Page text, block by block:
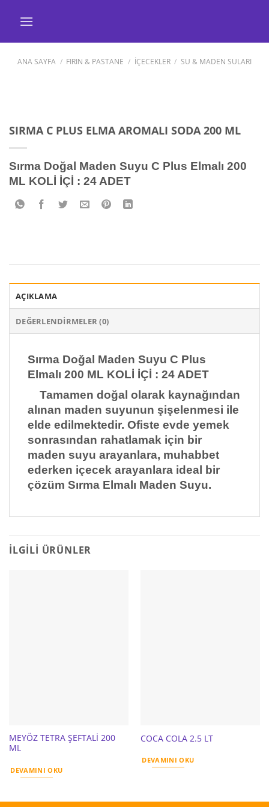
ANA SAYFA / FIRIN & PASTANE / İÇECEKLER / SU & MADEN SULARI
SIRMA C PLUS ELMA AROMALI SODA 200 ML
Sırma Doğal Maden Suyu C Plus Elmalı 200
ML KOLİ İÇİ : 24 ADET
AÇIKLAMA
DEĞERLENDIRMELER (0)
Sırma Doğal Maden Suyu C Plus
Elmalı 200 ML KOLİ İÇİ : 24 ADET
Tamamen doğal olarak kaynağından
alınan maden suyunun şişelenmesi ile
elde edilmektedir. Ofiste evde yemek
sonrasından rahatlamak için bir
maden suyu arayanlara, muhabbet
ederken içecek arayanlara ideal bir
çözüm Sırma Elmalı Maden Suyu.
İLGILI ÜRÜNLER
MEYÖZ TETRA ŞEFTALİ 200
ML
DEVAMINI OKU
COCA COLA 2.5 LT
DEVAMINI OKU